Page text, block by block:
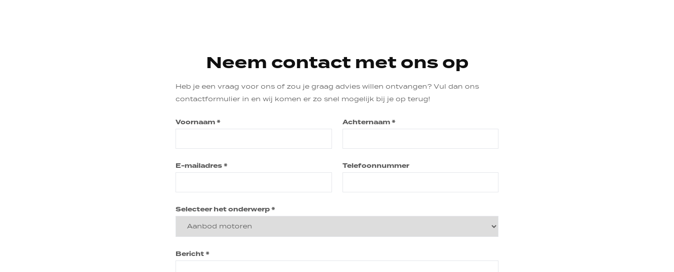
Neem contact met ons op
Heb je een vraag voor ons of zou je graag advies willen ontvangen? Vul dan ons
contactformulier in en wij komen er zo snel mogelijk bij je op terug!
Voornaam * Achternaam *
E-mailadres * Telefoonnummer
Selecteer het onderwerp *
Bericht *